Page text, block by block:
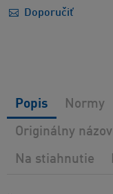
Doporučiť
Popis Normy
Originálny názov
Na stiahnutie